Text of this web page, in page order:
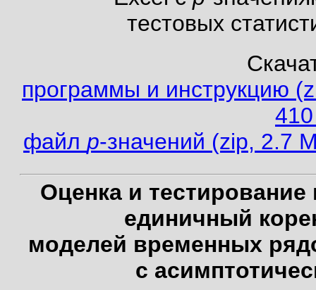
тестовых
программы и инструкцию
файл p-значений (zip, 2.7
Оценка и тестирование
единичный
моделей временных
с